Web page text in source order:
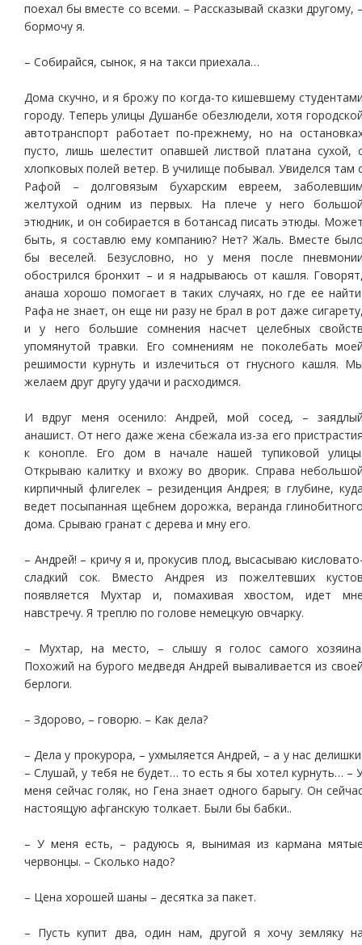
поехал бы вместе со всеми. – Рассказывай сказки другому,
бормочу я.
– Собирайся, сынок, я на такси приехала…
Дома скучно, и я брожу по когда-то кишевшему
городу. Теперь улицы Душанбе обезлюдели, хотя
автотранспорт работает по-прежнему, но на
пусто, лишь шелестит опавшей листвой платана сухой,
хлопковых полей ветер. В училище побывал. Увиделся там
Рафой – долговязым бухарским евреем,
желтухой одним из первых. На плече у него
этюдник, и он собирается в ботансад писать этюды.
быть, я составлю ему компанию? Нет? Жаль. Вместе
бы веселей. Безусловно, но у меня после
обострился бронхит – и я надрываюсь от кашля.
анаша хорошо помогает в таких случаях, но где ее
Рафа не знает, он еще ни разу не брал в рот даже
и у него большие сомнения насчет целебных
упомянутой травки. Его сомнениям не поколебать
решимости курнуть и излечиться от гнусного кашля.
желаем друг другу удачи и расходимся.
И вдруг меня осенило: Андрей, мой сосед, –
анашист. От него даже жена сбежала из-за его
к конопле. Его дом в начале нашей тупиковой
Открываю калитку и вхожу во дворик. Справа
кирпичный флигелек – резиденция Андрея; в глубине,
ведет посыпанная щебнем дорожка, веранда
дома. Срываю гранат с дерева и мну его.
– Андрей! – кричу я и, прокусив плод, высасываю
сладкий сок. Вместо Андрея из пожелтевших
появляется Мухтар и, помахивая хвостом, идет
навстречу. Я треплю по голове немецкую овчарку.
– Мухтар, на место, – слышу я голос самого
Похожий на бурого медведя Андрей вываливается из
берлоги.
– Здорово, – говорю. – Как дела?
– Дела у прокурора, – ухмыляется Андрей, – а у нас
– Слушай, у тебя не будет… то есть я бы хотел курнуть… –
меня сейчас голяк, но Гена знает одного барыгу. Он
настоящую афганскую толкает. Были бы бабки..
– У меня есть, – радуюсь я, вынимая из кармана
червонцы. – Сколько надо?
– Цена хорошей шаны – десятка за пакет.
– Пусть купит два, один нам, другой я хочу земляку